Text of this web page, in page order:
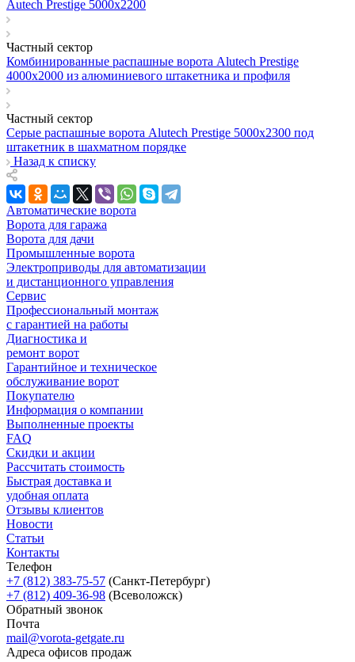
Autech Prestige 5000х2200
Частный сектор
Комбинированные распашные ворота Alutech Prestige
4000х2000 из алюминиевого штакетника и профиля
Частный сектор
Серые распашные ворота Alutech Prestige 5000х2300 под
штакетник в шахматном порядке
Назад к списку
Автоматические ворота
Ворота для гаража
Ворота для дачи
Промышленные ворота
Электроприводы для автоматизации
и дистанционного управления
Сервис
Профессиональный монтаж
с гарантией на работы
Диагностика и
ремонт ворот
Гарантийное и техническое
обслуживание ворот
Покупателю
Информация о компании
Выполненные проекты
FAQ
Скидки и акции
Рассчитать стоимость
Быстрая доставка и
удобная оплата
Отзывы клиентов
Новости
Статьи
Контакты
Телефон
+7 (812) 383-75-57 (Санкт-Петербург)
+7 (812) 409-36-98 (Всеволожск)
Обратный звонок
Почта
mail@vorota-getgate.ru
Адреса офисов продаж